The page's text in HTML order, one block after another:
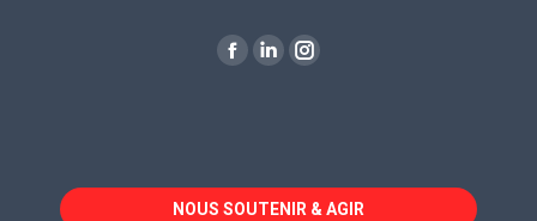
La
dans
La
dans
La
dans
NOUS SOUTENIR & AGIR